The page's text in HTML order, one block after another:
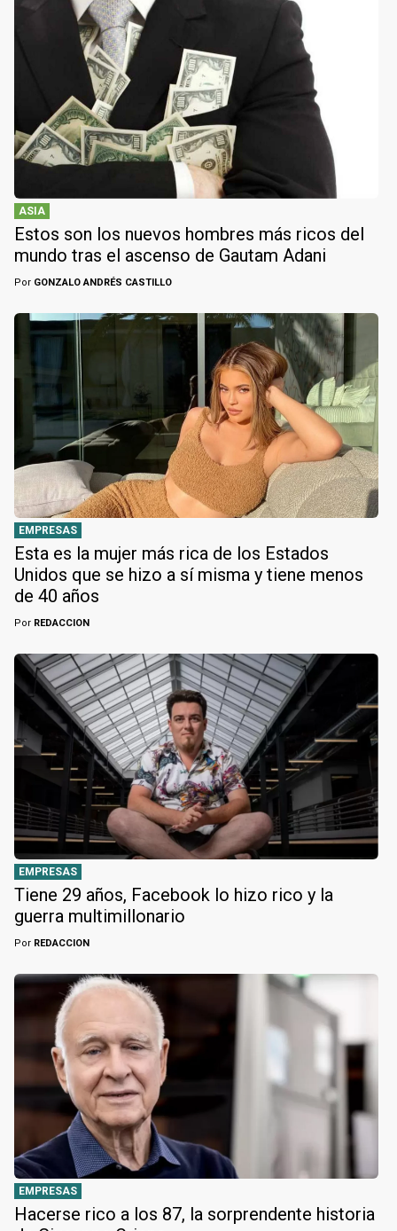
ASIA
Estos son los nuevos hombres más ricos del
mundo tras el ascenso de Gautam Adani
Por GONZALO ANDRÉS CASTILLO
EMPRESAS
Esta es la mujer más rica de los Estados
Unidos que se hizo a sí misma y tiene menos
de 40 años
Por REDACCION
EMPRESAS
Tiene 29 años, Facebook lo hizo rico y la
guerra multimillonario
Por REDACCION
EMPRESAS
Hacerse rico a los 87, la sorprendente historia